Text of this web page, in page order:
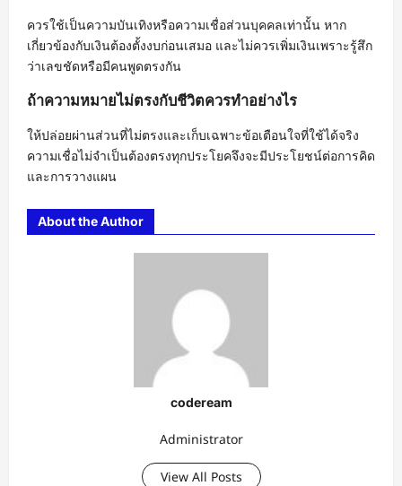
ควรใช้เป็นความบันเทิงหรือความเชื่อส่วนบุคคลเท่านั้น หาก
เกี่ยวข้องกับเงินต้องตั้งงบก่อนเสมอ และไม่ควรเพิ่มเงินเพราะรู้สึก
ว่าเลขชัดหรือมีคนพูดตรงกัน
ถ้าความหมายไม่ตรงกับชีวิตควรทำอย่างไร
ให้ปล่อยผ่านส่วนที่ไม่ตรงและเก็บเฉพาะข้อเตือนใจที่ใช้ได้จริง
ความเชื่อไม่จำเป็นต้องตรงทุกประโยคจึงจะมีประโยชน์ต่อการคิด
และการวางแผน
About the Author
codeream
Administrator
View All Posts